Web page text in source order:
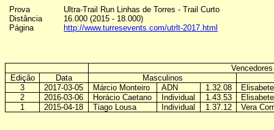
Prova
Ultra-Trail Run Linhas de Torres - Trail Curto
Distância
16.000 (2015 - 18.000)
Página
http://www.turresevents.com/utrlt-2017.html
Edição
Data
Masculinos
3
2017-03-05 Márcio Monteiro ADN 1.32.08
2
2016-03-06 Horácio Caetano Individual 1.43.53
1
2015-04-18 Tiago Lousa Individual 1.37.12 Vera